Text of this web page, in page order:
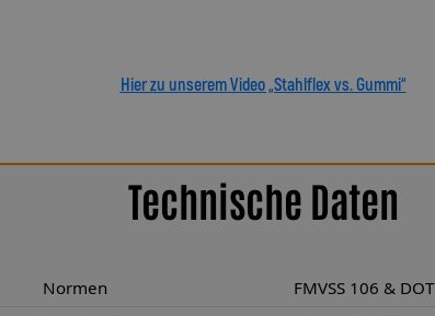
Hier zu unserem Video „Stahlflex vs. Gummi“
Technische Daten
Normen
FMVSS 106 & DOT